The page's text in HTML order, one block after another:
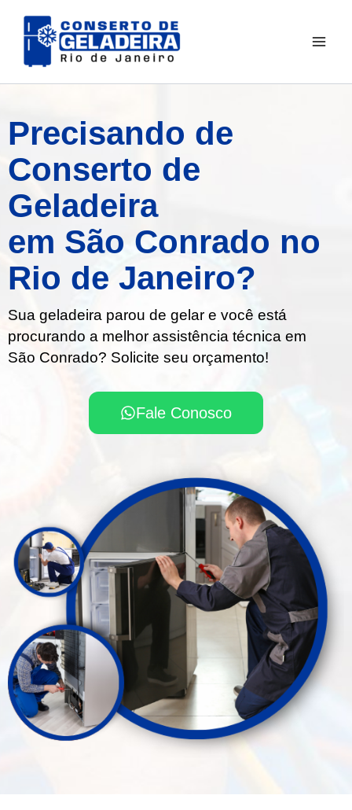
para
Precisando de
Conserto de
Geladeira
em São Conrado no
Rio de Janeiro?
Sua geladeira parou de gelar e você está
procurando a melhor assistência técnica em
São Conrado? Solicite seu orçamento!
Fale Conosco